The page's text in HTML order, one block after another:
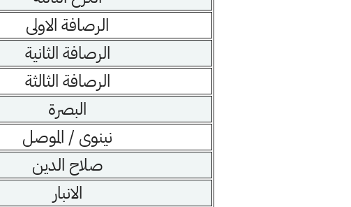
الرصافة الاولى
الرصافة الثانية
الرصافة الثالثة
البصرة
نينوى / الموصل
صلاح الدين
الانبار